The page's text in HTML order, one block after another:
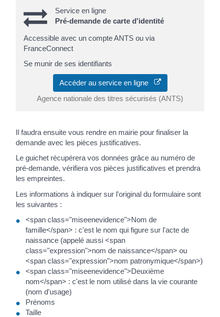
Service en ligne
Pré-demande de carte d'identité
Accessible avec un compte ANTS ou via
FranceConnect
Se munir de ses identifiants
Accéder au service en ligne
Agence nationale des titres sécurisés (ANTS)
Il faudra ensuite vous rendre en mairie pour finaliser la
demande avec les pièces justificatives.
Le guichet récupérera vos données grâce au numéro de
pré-demande, vérifiera vos pièces justificatives et prendra
les empreintes.
Les informations à indiquer sur l'original du formulaire sont
les suivantes :
<span class="miseenevidence">Nom de
famille</span> : c'est le nom qui figure sur l'acte de
naissance (appelé aussi <span
class="expression">nom de naissance</span> ou
<span class="expression">nom patronymique</span>)
<span class="miseenevidence">Deuxième
nom</span> : c'est le nom utilisé dans la vie courante
(nom d'usage)
Prénoms
Taille